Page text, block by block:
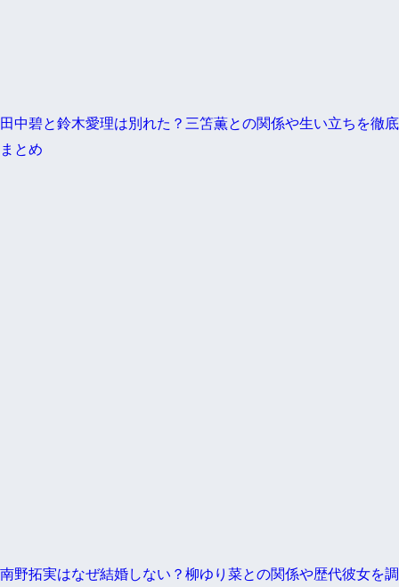
田中碧と鈴木愛理は別れた？三笘薫との関係や生い立ちを徹底
まとめ
南野拓実はなぜ結婚しない？柳ゆり菜との関係や歴代彼女を調